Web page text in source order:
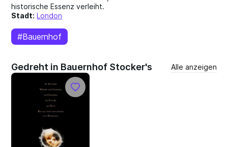
historische Essenz verleiht.
Stadt: London
#Bauernhof
Gedreht in Bauernhof Stocker's Alle anzeigen